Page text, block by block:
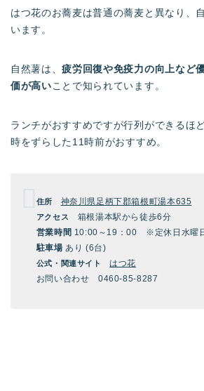
はつ花のお蕎麦は普通の蕎麦と異なり、
います。
自然薯は、疲労回復や免疫力の向上など
価が高い ことで知られています。
ランチがおすすめですが行列ができるほ
時をずらした11時前がおすすめ。
住所 神奈川県足柄下郡箱根町湯本635
アクセス
箱根湯本駅から徒歩6分
営業時間 10:00～19：00 ※定休日水曜
駐車場 あり (6台)
公式・関連サイトはつ花
お問い合わせ 0460-85-8287